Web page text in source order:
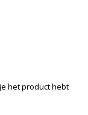
het product hebt